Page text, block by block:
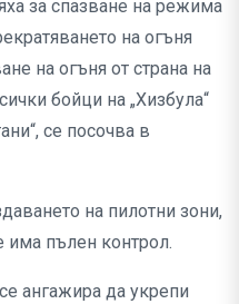
за спазване на режима
на огъня
на огъня от страна на
бойци на „Хизбула“
се посочва в
на пилотни зони,
има пълен контрол.
ангажира да укрепи